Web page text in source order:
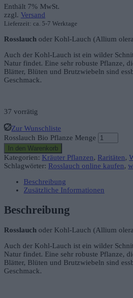
Enthält 7% MwSt.
zzgl. Versand
Lieferzeit: ca. 5-7 Werktage
Rosslauch oder Kohl-Lauch (Allium
Auch der Kohl-Lauch ist ein wilder
Natur findet. Eine sehr robuste Pflanze,
Blätter, Blüten und Brutzwiebeln sind
Geschmack.
37 vorrätig
Zur Wunschliste
Rosslauch Bio Pflanze Menge
In den Warenkorb
Kategorien: Kräuter Pflanzen, Raritäten,
Schlagwörter: Rosslauch online kaufen,
Beschreibung
Zusätzliche Informationen
Beschreibung
Rosslauch oder Kohl-Lauch (Allium
Auch der Kohl-Lauch ist ein wilder
Natur findet. Eine sehr robuste Pflanze,
Blätter, Blüten und Brutzwiebeln sind
Geschmack.